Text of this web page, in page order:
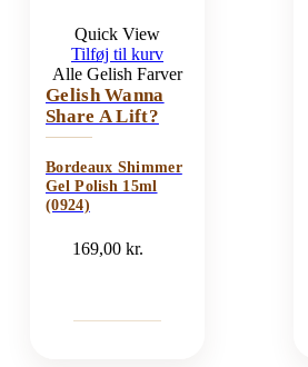
Quick View
Tilføj til kurv
Alle Gelish Farver
Gelish Wanna
Share A Lift?
Bordeaux Shimmer
Gel Polish 15ml
(0924)
169,00kr.